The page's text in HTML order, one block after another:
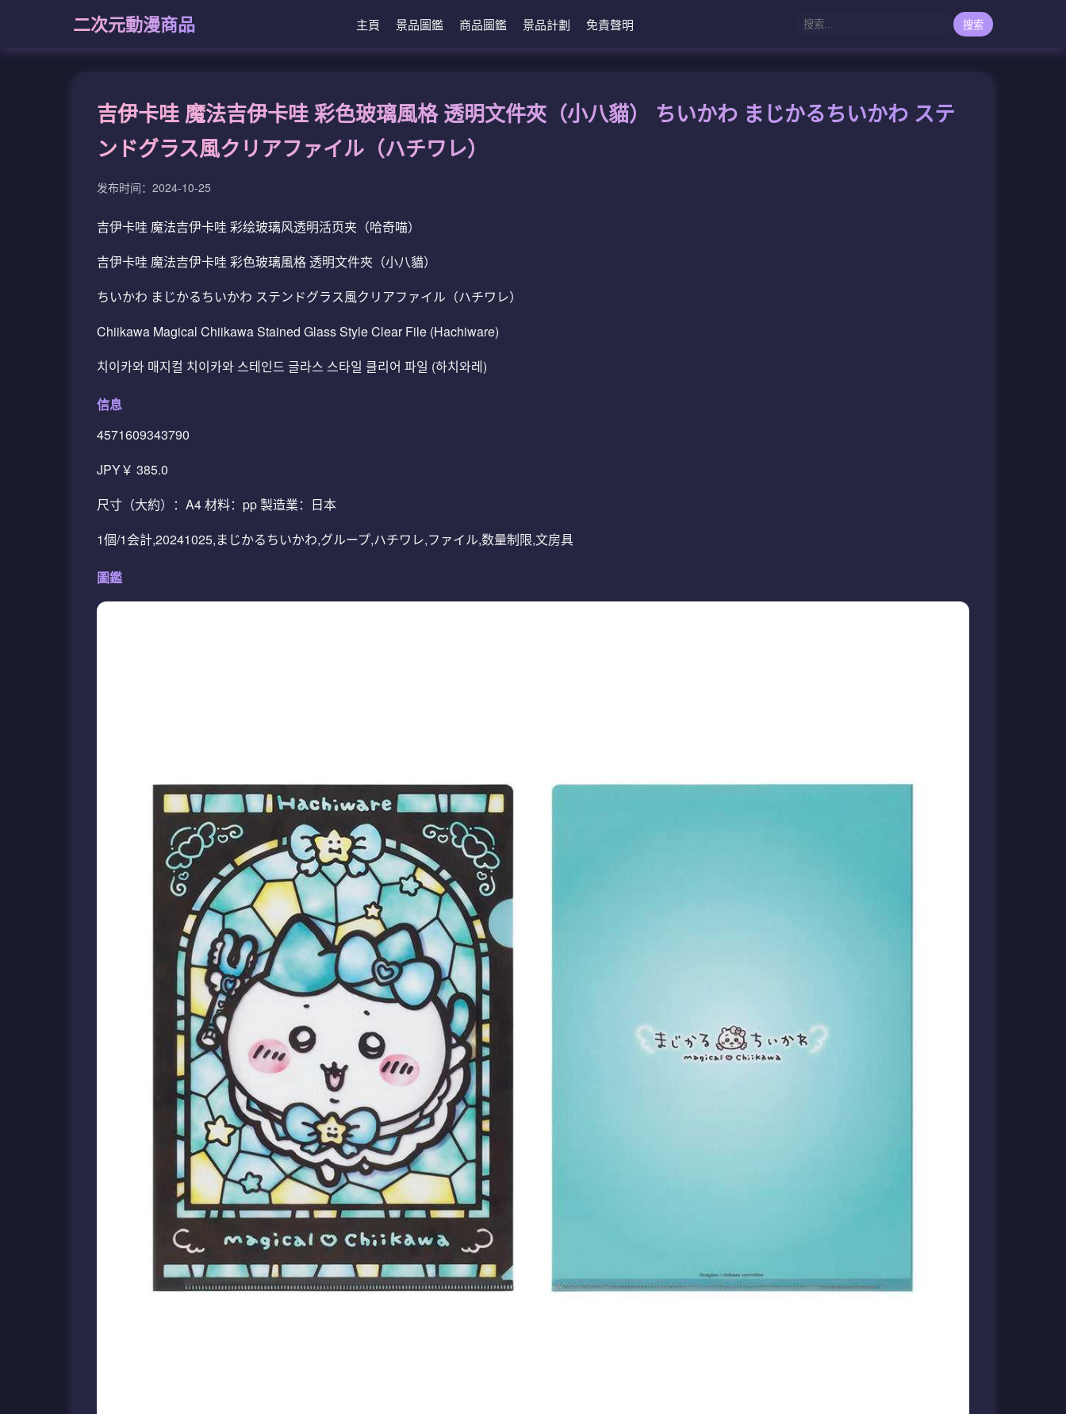
二次元動漫商品 主頁 景品圖鑑 商品圖鑑 景品計劃 免責聲明 搜索
吉伊卡哇 魔法吉伊卡哇 彩色玻璃風格 透明文件夾（小八貓） ちいかわ まじかるちいかわ ステ
ンドグラス風クリアファイル（ハチワレ）
发布时间：2024-10-25
吉伊卡哇 魔法吉伊卡哇 彩绘玻璃风透明活页夹（哈奇喵）
吉伊卡哇 魔法吉伊卡哇 彩色玻璃風格 透明文件夾（小八貓）
ちいかわ まじかるちいかわ ステンドグラス風クリアファイル（ハチワレ）
Chiikawa Magical Chiikawa Stained Glass Style Clear File (Hachiware)
치이카와 매지컬 치이카와 스테인드 글라스 스타일 클리어 파일 (하치와레)
信息
4571609343790
JPY￥ 385.0
尺寸（大約）：A4 材料：pp 製造業：日本
1個/1会計,20241025,まじかるちいかわ,グループ,ハチワレ,ファイル,数量制限,文房具
圖鑑